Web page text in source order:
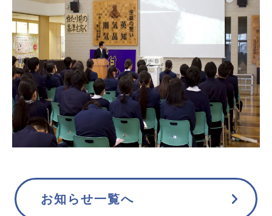
お知らせ一覧へ